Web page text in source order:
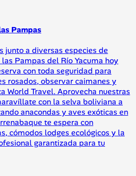
Pampas
junto a diversas especies de
Pampas del Río Yacuma hoy
con toda seguridad para
rosados, observar caimanes y
World Travel. Aprovecha nuestras
con la selva boliviana a
anacondas y aves exóticas en
te espera con
cómodos lodges ecológicos y la
garantizada para tu